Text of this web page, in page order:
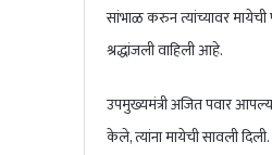
सांभाळ करुन त्यांच्यावर मायेची
श्रद्धांजली वाहिली आहे.
उपमुख्यमंत्री अजित पवार
केले, त्यांना मायेची सावली